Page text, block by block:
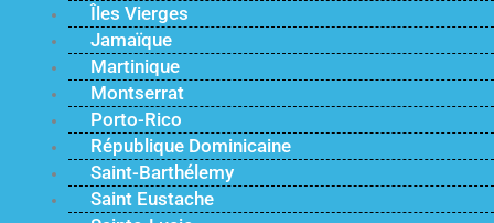
Îles Vierges
Jamaïque
Martinique
Montserrat
Porto-Rico
République Dominicaine
Saint-Barthélemy
Saint Eustache